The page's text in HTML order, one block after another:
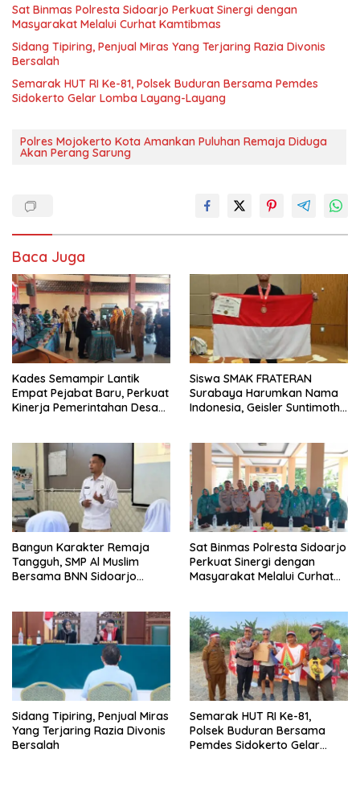
Sat Binmas Polresta Sidoarjo Perkuat Sinergi dengan
Masyarakat Melalui Curhat Kamtibmas
Sidang Tipiring, Penjual Miras Yang Terjaring Razia Divonis
Bersalah
Semarak HUT RI Ke-81, Polsek Buduran Bersama Pemdes
Sidokerto Gelar Lomba Layang-Layang
Polres Mojokerto Kota Amankan Puluhan Remaja Diduga
Akan Perang Sarung
Baca Juga
Kades Semampir Lantik
Empat Pejabat Baru, Perkuat
Kinerja Pemerintahan Desa
Siswa SMAK FRATERAN
Surabaya Harumkan Nama
Indonesia, Geisler Suntimothy
Bangun Karakter Remaja
Tangguh, SMP Al Muslim
Bersama BNN Sidoarjo
Sat Binmas Polresta Sidoarjo
Perkuat Sinergi dengan
Masyarakat Melalui Curhat
Sidang Tipiring, Penjual Miras
Yang Terjaring Razia Divonis
Bersalah
Semarak HUT RI Ke-81,
Polsek Buduran Bersama
Pemdes Sidokerto Gelar